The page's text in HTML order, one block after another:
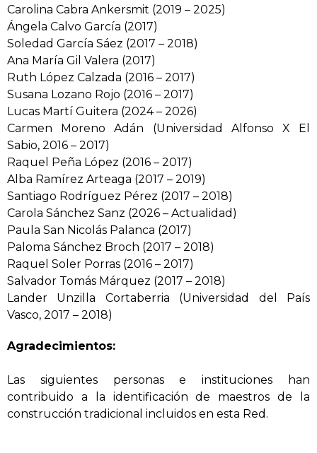
Carolina Cabra Ankersmit (2019 – 2025)
Ángela Calvo García (2017)
Soledad García Sáez (2017 – 2018)
Ana María Gil Valera (2017)
Ruth López Calzada (2016 – 2017)
Susana Lozano Rojo (2016 – 2017)
Lucas Martí Guitera (2024 – 2026)
Carmen Moreno Adán (Universidad Alfonso X El
Sabio, 2016 – 2017)
Raquel Peña López (2016 – 2017)
Alba Ramírez Arteaga (2017 – 2019)
Santiago Rodríguez Pérez (2017 – 2018)
Carola Sánchez Sanz (2026 – Actualidad)
Paula San Nicolás Palanca (2017)
Paloma Sánchez Broch (2017 – 2018)
Raquel Soler Porras (2016 – 2017)
Salvador Tomás Márquez (2017 – 2018)
Lander Unzilla Cortaberria (Universidad del País
Vasco, 2017 – 2018)
Agradecimientos:
Las siguientes personas e instituciones han
contribuido a la identificación de maestros de la
construcción tradicional incluidos en esta Red.